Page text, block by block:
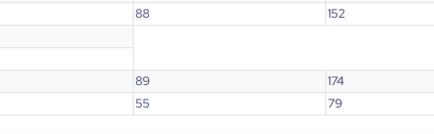
88 152
89
174
55 79